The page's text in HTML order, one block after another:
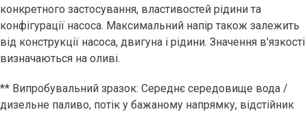
конкретного застосування, властивостей рідини та
конфігурації насоса. Максимальний напір також залежить
від конструкції насоса, двигуна і рідини. Значення в'язкості
визначаються на оливі.
** Випробувальний зразок: Середнє середовище вода /
дизельне паливо, потік у бажаному напрямку, відстійник